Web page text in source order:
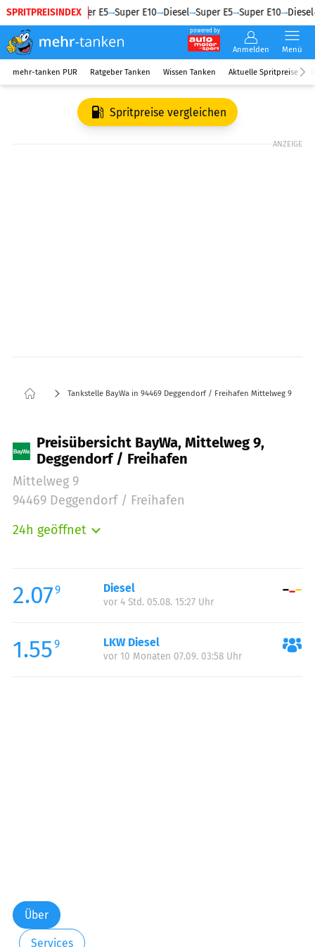
SPRITPREISINDEX
Diesel Super E5 Super E10 Diesel Super E5 Super E10 Diesel
powered by
Anmelden Menü
mehr-tanken PUR Ratgeber Tanken Wissen Tanken Aktuelle Spritpreise
Spritpreise vergleichen
ANZEIGE
Tankstelle BayWa in 94469 Deggendorf / Freihafen Mittelweg 9
Preisübersicht BayWa, Mittelweg 9,
Deggendorf / Freihafen
Mittelweg 9
94469 Deggendorf / Freihafen
24h geöffnet
Mittwoch:
00:00-24:00
Donnerstag:
Samstag:
00:00-24:00
Sonntag:
00:00-24:00
2.079 Diesel
vor 4 Std. 05.08. 15:27 Uhr
1.559 LKW Diesel
vor 10 Monaten 07.09. 03:58 Uhr
Über
Services